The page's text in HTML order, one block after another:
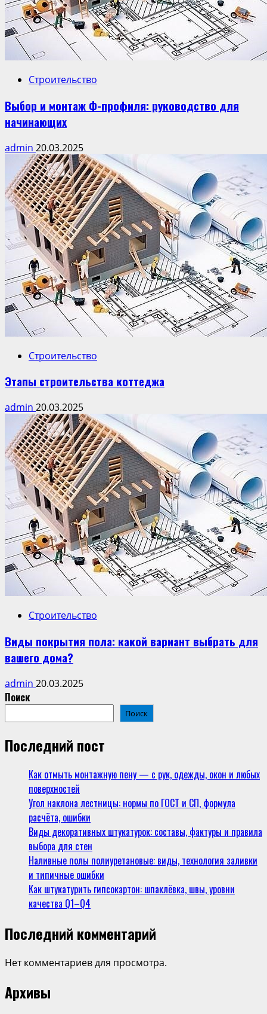
Строительство
Выбор и монтаж Ф-профиля: руководство для
начинающих
admin 20.03.2025
Строительство
Этапы строительства коттеджа
admin 20.03.2025
Строительство
Виды покрытия пола: какой вариант выбрать для
вашего дома?
admin 20.03.2025
Поиск
Поиск
Последний пост
Как отмыть монтажную пену — с рук, одежды, окон и любых
поверхностей
Угол наклона лестницы: нормы по ГОСТ и СП, формула
расчёта, ошибки
Виды декоративных штукатурок: составы, фактуры и правила
выбора для стен
Наливные полы полиуретановые: виды, технология заливки
и типичные ошибки
Как штукатурить гипсокартон: шпаклёвка, швы, уровни
качества Q1–Q4
Последний комментарий
Нет комментариев для просмотра.
Архивы